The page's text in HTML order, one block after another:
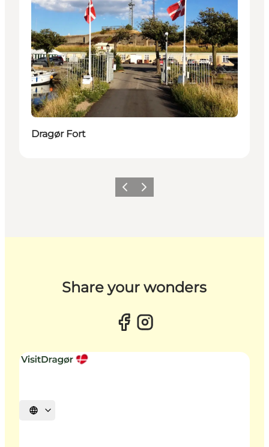
Dragør Fort
Forrige billede
Næste billede
Share your wonders
Vælg sprog